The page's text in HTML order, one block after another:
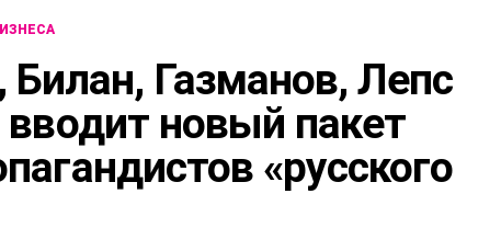
Билан, Газманов, Лепс
новый пакет
«русского